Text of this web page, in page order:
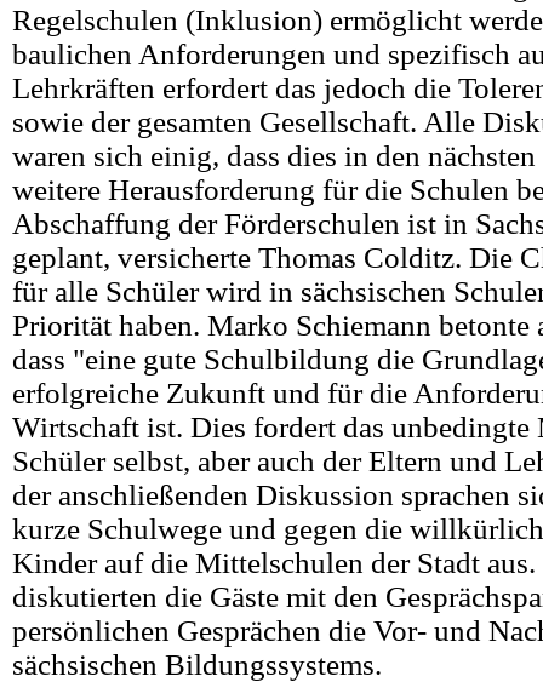
Regelschulen (Inklusion) ermöglicht
baulichen Anforderungen und spezifisch
Lehrkräften erfordert das jedoch die
sowie der gesamten Gesellschaft. Alle
waren sich einig, dass dies in den nächsten
weitere Herausforderung für die Schulen
Abschaffung der Förderschulen ist in
geplant, versicherte Thomas Colditz. Die
für alle Schüler wird in sächsischen
Priorität haben. Marko Schiemann betonte
dass "eine gute Schulbildung die
erfolgreiche Zukunft und für die
Wirtschaft ist. Dies fordert das unbedingte
Schüler selbst, aber auch der Eltern und
der anschließenden Diskussion sprachen
kurze Schulwege und gegen die
Kinder auf die Mittelschulen der Stadt
diskutierten die Gäste mit den
persönlichen Gesprächen die Vor- und
sächsischen Bildungssystems.